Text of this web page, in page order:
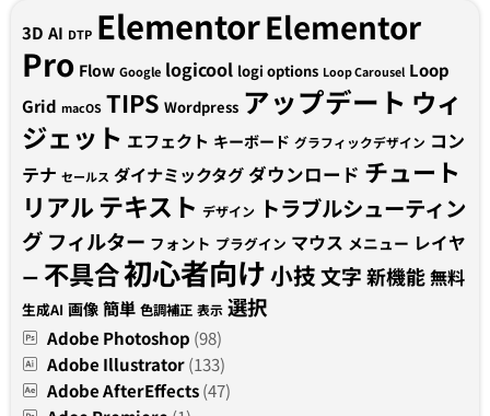
3D AI DTP ElementorElementor
Pro Flow Google logicool logi options Loop Carousel Loop
Grid macOS TIPS Wordpress アップデート ウィ
ジェット エフェクト キーボード グラフィックデザイン コン
テナ セールス ダイナミックタグダウンロード チュート
リアルテキスト デザイン トラブルシューティン
グ フィルター フォント プラグイン マウス メニュー レイヤ
ー 不具合初心者向け小技文字新機能無料
生成AI 画像 簡単 色調補正 表示 選択
Adobe Photoshop (98)
Adobe Illustrator(133)
Adobe AfterEffects(47)